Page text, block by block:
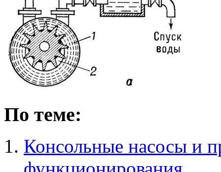
По теме:
Консольные насосы и